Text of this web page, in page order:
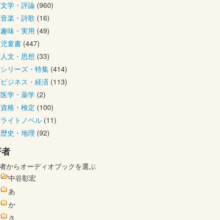
文学・評論 (960)
音楽・詩歌 (16)
趣味・実用 (49)
児童書 (447)
人文・思想 (33)
シリーズ・特集 (414)
ビジネス・経済 (113)
医学・薬学 (2)
資格・検定 (100)
ライトノベル (11)
歴史・地理 (92)
からオーディオブックを選ぶ
中谷彰宏
あ
か
さ